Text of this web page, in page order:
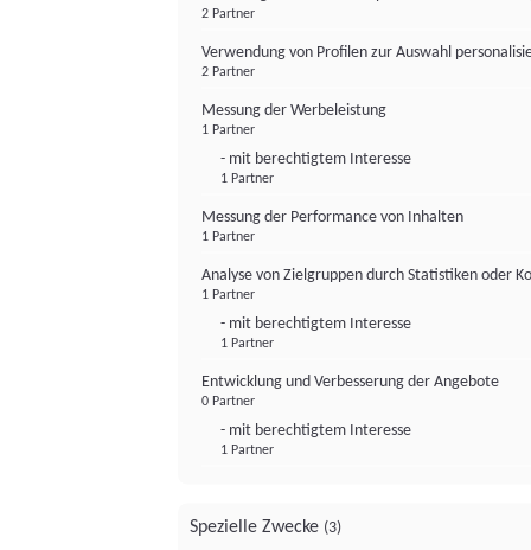
2 Partner
Verwendung von Profilen zur Auswahl
2 Partner
Messung der Werbeleistung
1 Partner
- mit berechtigtem Interesse
1 Partner
Messung der Performance von Inhalten
1 Partner
Analyse von Zielgruppen durch Statistiken oder
1 Partner
- mit berechtigtem Interesse
1 Partner
Entwicklung und Verbesserung der Angebote
0 Partner
- mit berechtigtem Interesse
1 Partner
Spezielle Zwecke (3)